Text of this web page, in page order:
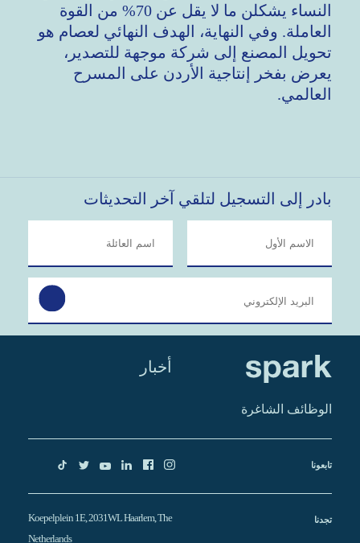
النساء يشكلن ما لا يقل عن 70% من القوة
العاملة. وفي النهاية، الهدف النهائي لعصام هو
تحويل المصنع إلى شركة موجهة للتصدير،
يعرض بفخر إنتاجية الأردن على المسرح
العالمي.
بادر إلى التسجيل لتلقي آخر التحديثات
أخبار
الوظائف الشاغرة
تابعونا
تجدنا
Koepelplein 1E, 2031WL Haarlem, The
Netherlands